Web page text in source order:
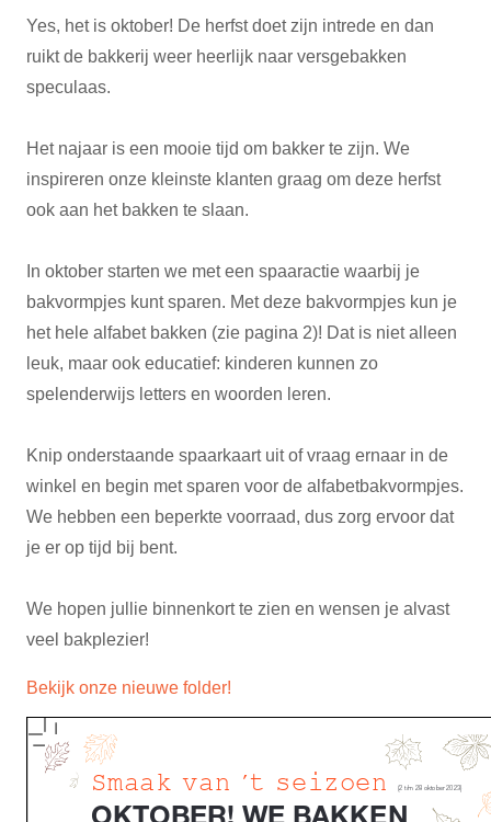
Yes, het is oktober! De herfst doet zijn intrede en dan
ruikt de bakkerij weer heerlijk naar versgebakken
speculaas.
Het najaar is een mooie tijd om bakker te zijn. We
inspireren onze kleinste klanten graag om deze herfst
ook aan het bakken te slaan.
In oktober starten we met een spaaractie waarbij je
bakvormpjes kunt sparen. Met deze bakvormpjes kun je
het hele alfabet bakken (zie pagina 2)! Dat is niet alleen
leuk, maar ook educatief: kinderen kunnen zo
spelenderwijs letters en woorden leren.
Knip onderstaande spaarkaart uit of vraag ernaar in de
winkel en begin met sparen voor de alfabetbakvormpjes.
We hebben een beperkte voorraad, dus zorg ervoor dat
je er op tijd bij bent.
We hopen jullie binnenkort te zien en wensen je alvast
veel bakplezier!
Bekijk onze nieuwe folder!